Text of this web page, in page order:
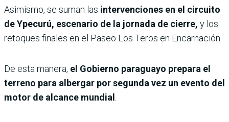
Asimismo, se suman las intervenciones en el circuito
de Ypecurú, escenario de la jornada de cierre, y los
retoques finales en el Paseo Los Teros en Encarnación.
De esta manera, el Gobierno paraguayo prepara el
terreno para albergar por segunda vez un evento del
motor de alcance mundial